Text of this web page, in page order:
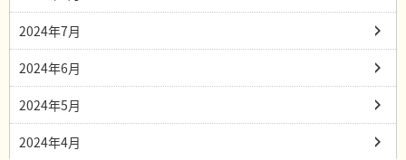
2024年7月
2024年6月
2024年5月
2024年4月